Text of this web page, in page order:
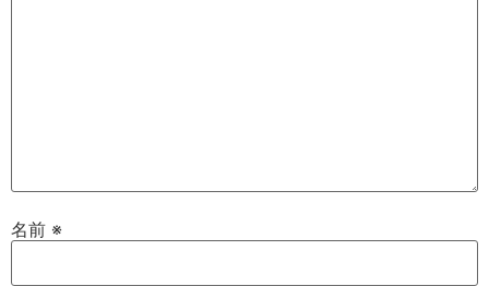
名前 ※